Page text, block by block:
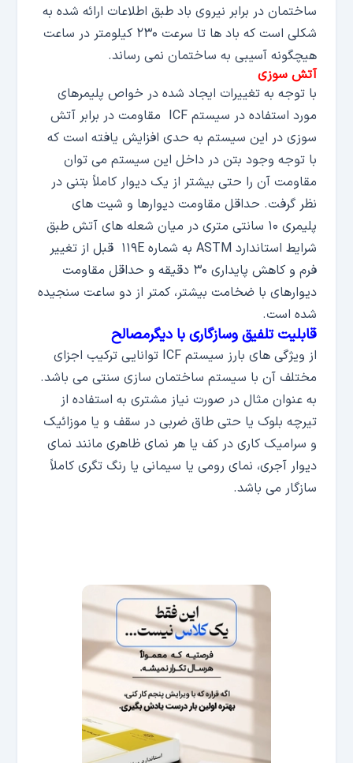
ساختمان در برابر نیروی باد طبق اطلاعات ارائه شده به
شکلی است که باد ها تا سرعت ۲۳۰ کیلومتر در ساعت
هیچگونه آسیبی به ساختمان نمی رساند.
آتش سوزی
با توجه به تغییرات ایجاد شده در خواص پلیمرهای
مورد استفاده در سیستم ICF مقاومت در برابر آتش
سوزی در این سیستم به حدی افزایش یافته است که
با توجه وجود بتن در داخل این سیستم می توان
مقاومت آن را حتی بیشتر از یک دیوار کاملاً بتنی در
نظر گرفت. حداقل مقاومت دیوارها و شیت های
پلیمری ۱۰ سانتی متری در میان شعله های آتش طبق
شرایط استاندارد ASTM به شماره ۱۱۹E قبل از تغییر
فرم و کاهش پایداری ۳۰ دقیقه و حداقل مقاومت
دیوارهای با ضخامت بیشتر، کمتر از دو ساعت سنجیده
شده است.
قابلیت تلفیق وسازگاری با دیگرمصالح
از ویژگی های بارز سیستم ICF توانایی ترکیب اجزای
مختلف آن با سیستم ساختمان سازی سنتی می باشد.
به عنوان مثال در صورت نیاز مشتری به استفاده از
تیرچه بلوک یا حتی طاق ضربی در سقف و یا موزائیک
و سرامیک کاری در کف یا هر نمای ظاهری مانند نمای
دیوار آجری، نمای رومی یا سیمانی یا رنگ تگری کاملاً
سازگار می باشد.